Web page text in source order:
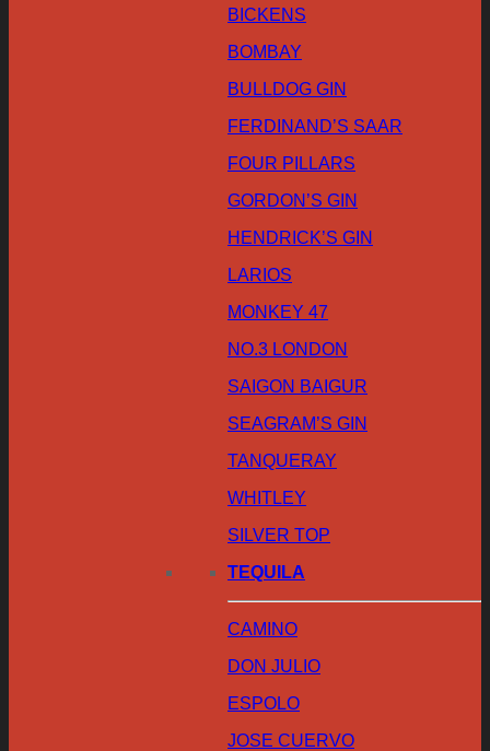
BICKENS
BOMBAY
BULLDOG GIN
FERDINAND’S SAAR
FOUR PILLARS
GORDON’S GIN
HENDRICK’S GIN
LARIOS
MONKEY 47
NO.3 LONDON
SAIGON BAIGUR
SEAGRAM’S GIN
TANQUERAY
WHITLEY
SILVER TOP
TEQUILA
CAMINO
DON JULIO
ESPOLO
JOSE CUERVO